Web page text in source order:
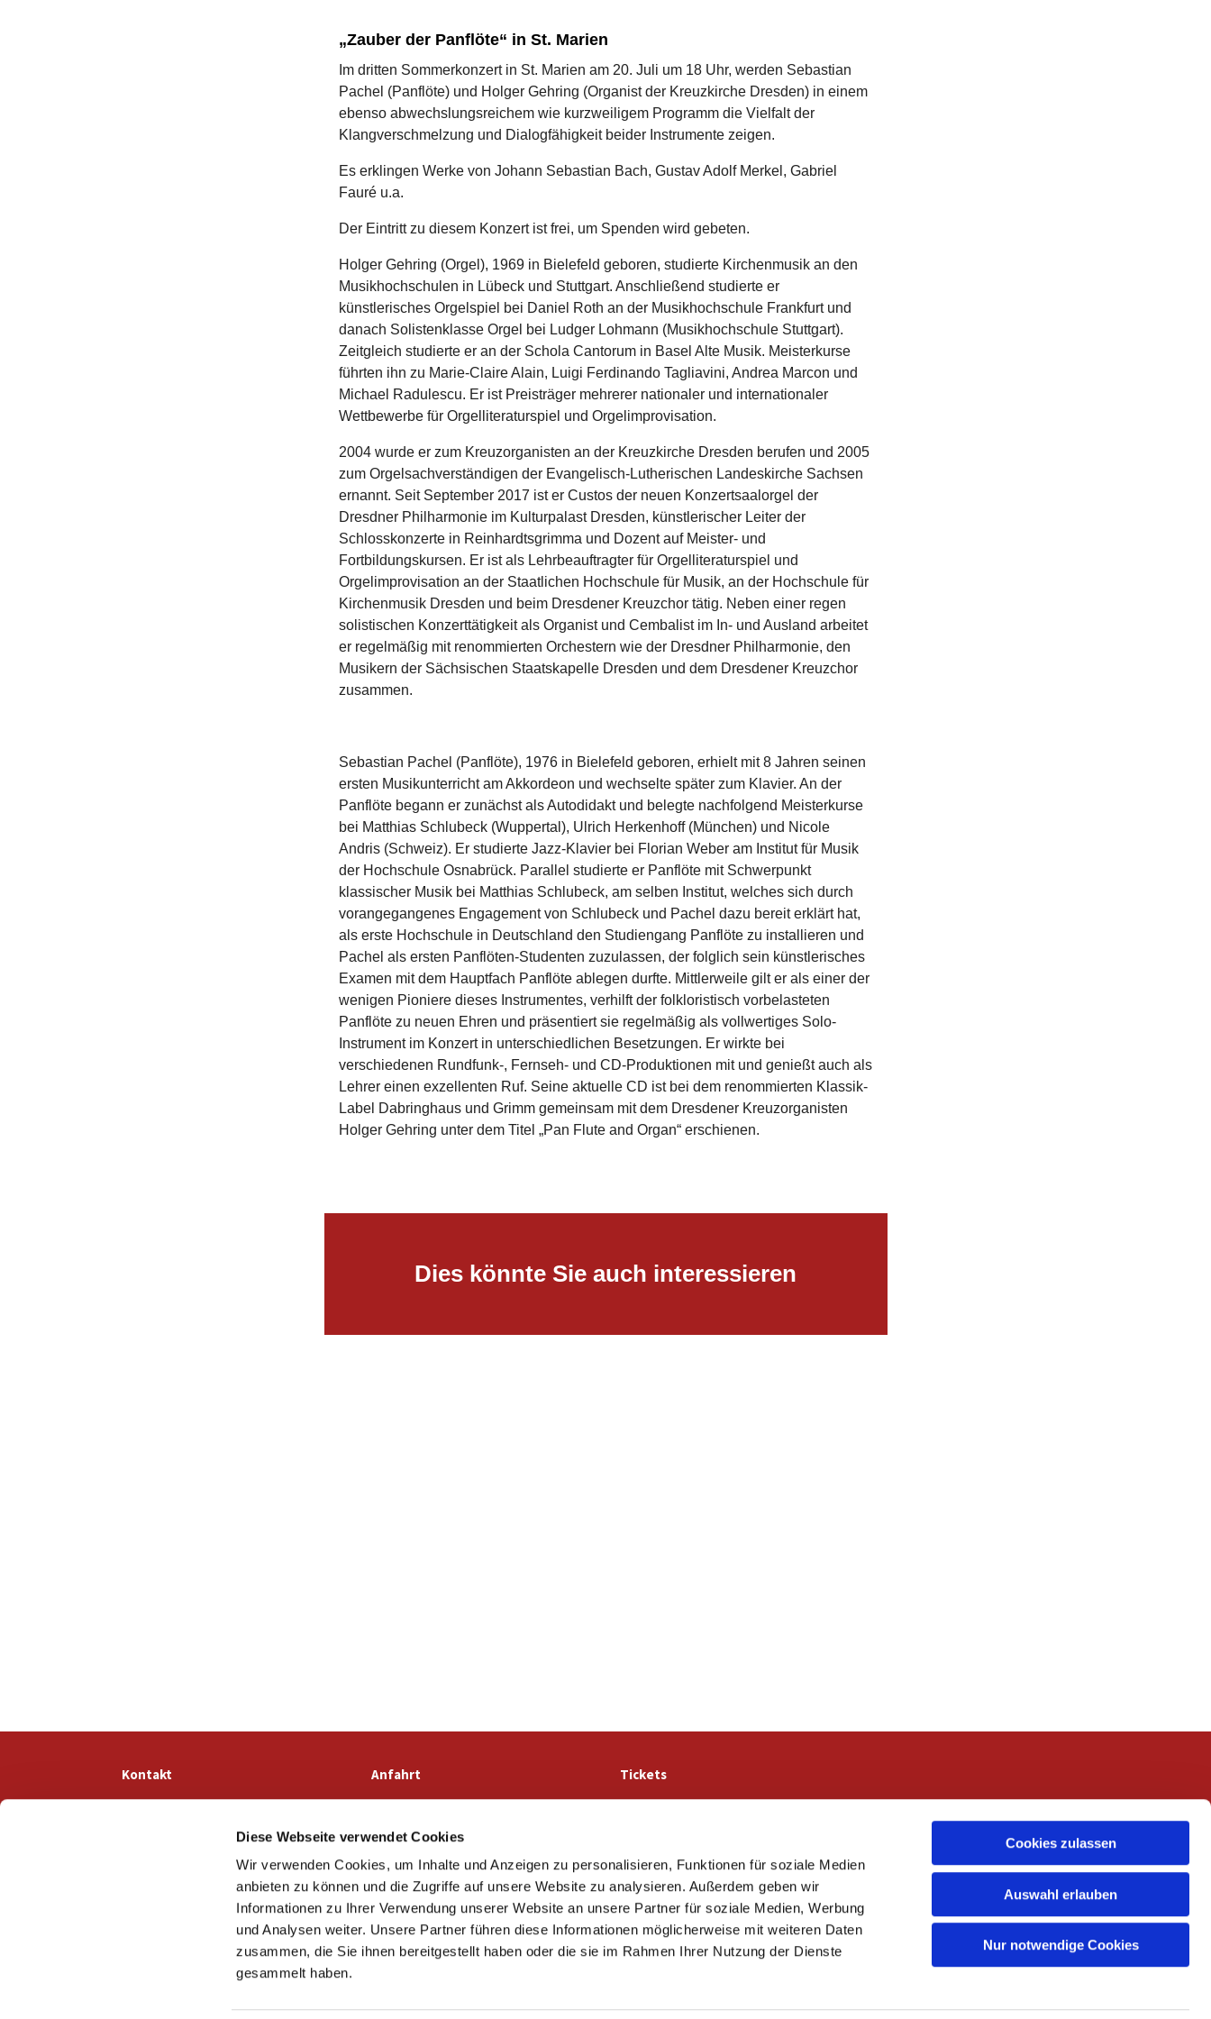
Diese Webseite verwendet Cookies
Wir verwenden Cookies, um Inhalte und Anzeigen zu personalisieren, Funktionen für soziale Medien
anbieten zu können und die Zugriffe auf unsere Website zu analysieren. Außerdem geben wir
Informationen zu Ihrer Verwendung unserer Website an unsere Partner für soziale Medien, Werbung
und Analysen weiter. Unsere Partner führen diese Informationen möglicherweise mit weiteren Daten
zusammen, die Sie ihnen bereitgestellt haben oder die sie im Rahmen Ihrer Nutzung der Dienste
gesammelt haben.
Cookies zulassen
Auswahl erlauben
Nur notwendige Cookies
„Zauber der Panflöte“ in St. Marien
Im dritten Sommerkonzert in St. Marien am 20. Juli um 18 Uhr, werden Sebastian
Pachel (Panflöte) und Holger Gehring (Organist der Kreuzkirche Dresden) in einem
ebenso abwechslungsreichem wie kurzweiligem Programm die Vielfalt der
Klangverschmelzung und Dialogfähigkeit beider Instrumente zeigen.
Es erklingen Werke von Johann Sebastian Bach, Gustav Adolf Merkel, Gabriel
Fauré u.a.
Der Eintritt zu diesem Konzert ist frei, um Spenden wird gebeten.
Holger Gehring (Orgel), 1969 in Bielefeld geboren, studierte Kirchenmusik an den
Musikhochschulen in Lübeck und Stuttgart. Anschließend studierte er
künstlerisches Orgelspiel bei Daniel Roth an der Musikhochschule Frankfurt und
danach Solistenklasse Orgel bei Ludger Lohmann (Musikhochschule Stuttgart).
Zeitgleich studierte er an der Schola Cantorum in Basel Alte Musik. Meisterkurse
führten ihn zu Marie-Claire Alain, Luigi Ferdinando Tagliavini, Andrea Marcon und
Michael Radulescu. Er ist Preisträger mehrerer nationaler und internationaler
Wettbewerbe für Orgelliteraturspiel und Orgelimprovisation.
2004 wurde er zum Kreuzorganisten an der Kreuzkirche Dresden berufen und 2005
zum Orgelsachverständigen der Evangelisch-Lutherischen Landeskirche Sachsen
ernannt. Seit September 2017 ist er Custos der neuen Konzertsaalorgel der
Dresdner Philharmonie im Kulturpalast Dresden, künstlerischer Leiter der
Schlosskonzerte in Reinhardtsgrimma und Dozent auf Meister- und
Fortbildungskursen. Er ist als Lehrbeauftragter für Orgelliteraturspiel und
Orgelimprovisation an der Staatlichen Hochschule für Musik, an der Hochschule für
Kirchenmusik Dresden und beim Dresdener Kreuzchor tätig. Neben einer regen
solistischen Konzerttätigkeit als Organist und Cembalist im In- und Ausland arbeitet
er regelmäßig mit renommierten Orchestern wie der Dresdner Philharmonie, den
Musikern der Sächsischen Staatskapelle Dresden und dem Dresdener Kreuzchor
zusammen.
Sebastian Pachel (Panflöte), 1976 in Bielefeld geboren, erhielt mit 8 Jahren seinen
ersten Musikunterricht am Akkordeon und wechselte später zum Klavier. An der
Panflöte begann er zunächst als Autodidakt und belegte nachfolgend Meisterkurse
bei Matthias Schlubeck (Wuppertal), Ulrich Herkenhoff (München) und Nicole
Andris (Schweiz). Er studierte Jazz-Klavier bei Florian Weber am Institut für Musik
der Hochschule Osnabrück. Parallel studierte er Panflöte mit Schwerpunkt
klassischer Musik bei Matthias Schlubeck, am selben Institut, welches sich durch
vorangegangenes Engagement von Schlubeck und Pachel dazu bereit erklärt hat,
als erste Hochschule in Deutschland den Studiengang Panflöte zu installieren und
Pachel als ersten Panflöten-Studenten zuzulassen, der folglich sein künstlerisches
Examen mit dem Hauptfach Panflöte ablegen durfte. Mittlerweile gilt er als einer der
wenigen Pioniere dieses Instrumentes, verhilft der folkloristisch vorbelasteten
Panflöte zu neuen Ehren und präsentiert sie regelmäßig als vollwertiges Solo-
Instrument im Konzert in unterschiedlichen Besetzungen. Er wirkte bei
verschiedenen Rundfunk-, Fernseh- und CD-Produktionen mit und genießt auch als
Lehrer einen exzellenten Ruf. Seine aktuelle CD ist bei dem renommierten Klassik-
Label Dabringhaus und Grimm gemeinsam mit dem Dresdener Kreuzorganisten
Holger Gehring unter dem Titel „Pan Flute and Organ“ erschienen.
Dies könnte Sie auch interessieren
Kontakt Anfahrt Tickets
· Stiftstraße 56
32657 Lemgo
05261 4981
info@marien-lemgo.de
Kontaktinformationen Cookie-Richtlinie Impressum